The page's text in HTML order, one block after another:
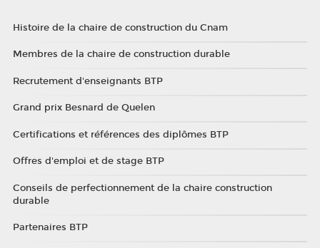
Histoire de la chaire de construction du Cnam
Membres de la chaire de construction durable
Recrutement d'enseignants BTP
Grand prix Besnard de Quelen
Certifications et références des diplômes BTP
Offres d'emploi et de stage BTP
Conseils de perfectionnement de la chaire construction
durable
Partenaires BTP